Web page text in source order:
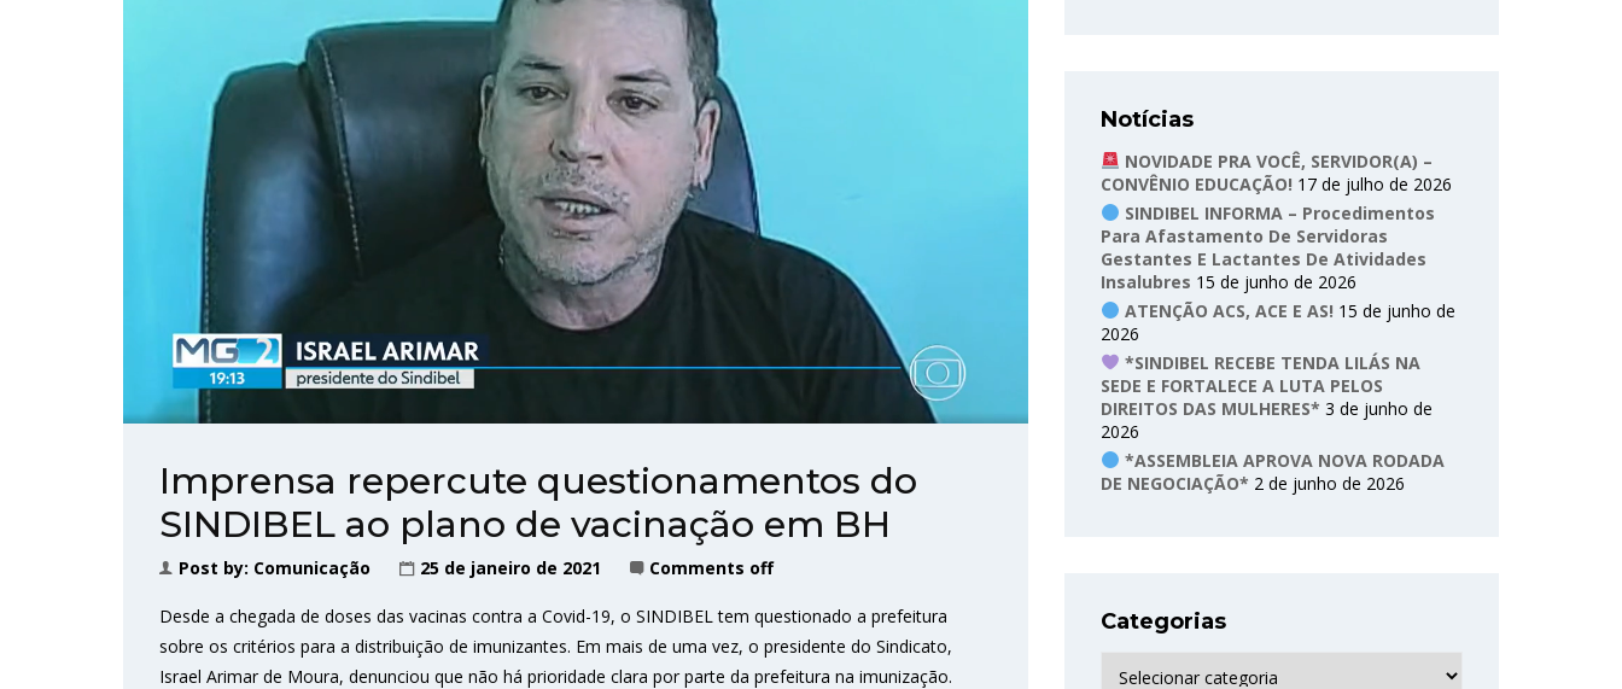
Imprensa repercute questionamentos do
SINDIBEL ao plano de vacinação em BH
Post by: Comunicação 25 de janeiro de 2021 Comments off
Desde a chegada de doses das vacinas contra a Covid-19, o SINDIBEL tem questionado a prefeitura
sobre os critérios para a distribuição de imunizantes. Em mais de uma vez, o presidente do Sindicato,
Israel Arimar de Moura, denunciou que não há prioridade clara por parte da prefeitura na imunização.
Notícias
NOVIDADE PRA VOCÊ, SERVIDOR(A) –
CONVÊNIO EDUCAÇÃO! 17 de julho de 2026
SINDIBEL INFORMA – Procedimentos
Para Afastamento De Servidoras
Gestantes E Lactantes De Atividades
Insalubres 15 de junho de 2026
ATENÇÃO ACS, ACE E AS! 15 de junho de
2026
*SINDIBEL RECEBE TENDA LILÁS NA
SEDE E FORTALECE A LUTA PELOS
DIREITOS DAS MULHERES* 3 de junho de
2026
*ASSEMBLEIA APROVA NOVA RODADA
DE NEGOCIAÇÃO* 2 de junho de 2026
Categorias
Categorias